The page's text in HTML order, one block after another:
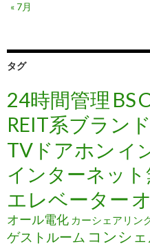
« 7月
タグ
24時間管理 BS
REIT系ブラン
TVドアホン イ
インターネット
エレベーター
オール電化 カーシェアリン
ゲストルーム コンシ